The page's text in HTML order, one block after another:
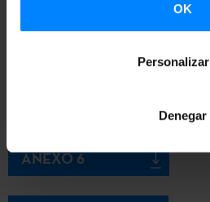
OK
Personalizar
Denegar
ANEXO 6